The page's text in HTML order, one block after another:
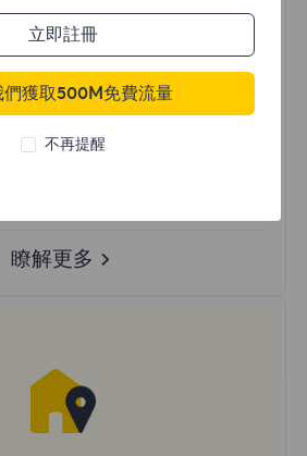
立即購買
區
瞭解更多
立即註冊
們獲取500M免費流量
不再提醒